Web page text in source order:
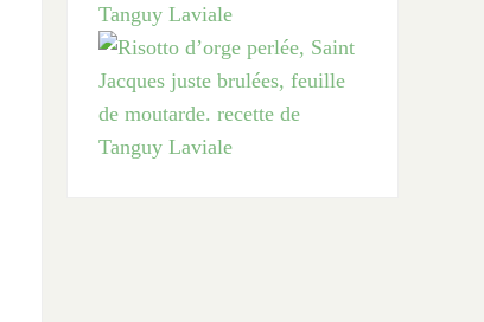
Tanguy Laviale